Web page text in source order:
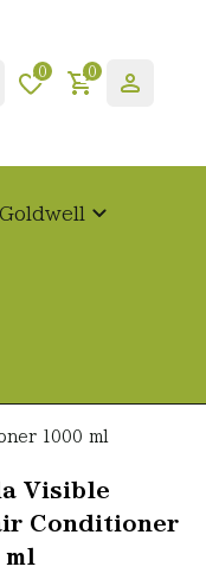
0 0
Goldwell
1000 ml
Visible
Conditioner
ml